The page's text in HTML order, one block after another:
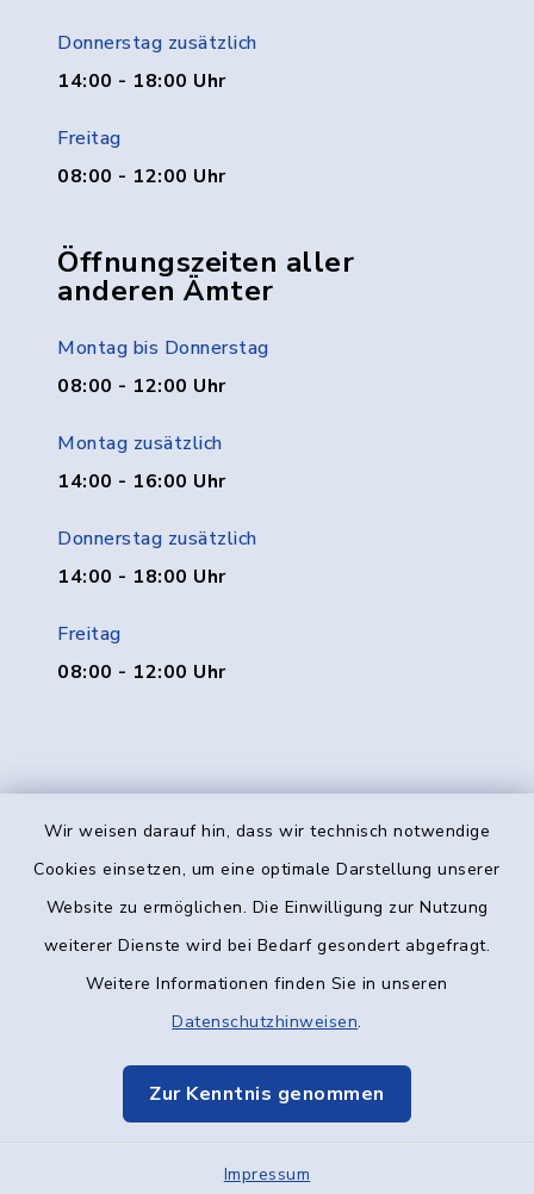
Wir weisen darauf hin, dass wir technisch notwendige
Cookies einsetzen, um eine optimale Darstellung unserer
Website zu ermöglichen. Die Einwilligung zur Nutzung
weiterer Dienste wird bei Bedarf gesondert abgefragt.
Weitere Informationen finden Sie in unseren
Datenschutzhinweisen.
Zur Kenntnis genommen
Impressum
Donnerstag zusätzlich
14:00 - 18:00 Uhr
Freitag
08:00 - 12:00 Uhr
Öffnungszeiten aller
anderen Ämter
Montag bis Donnerstag
08:00 - 12:00 Uhr
Montag zusätzlich
14:00 - 16:00 Uhr
Donnerstag zusätzlich
14:00 - 18:00 Uhr
Freitag
08:00 - 12:00 Uhr
Kontakt
Datenschutz
Elektronische Kommunikation
Sitemap